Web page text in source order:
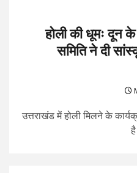
होली की धूमः दून के
समिति ने दी
उत्तराखंड में होली मिलने के